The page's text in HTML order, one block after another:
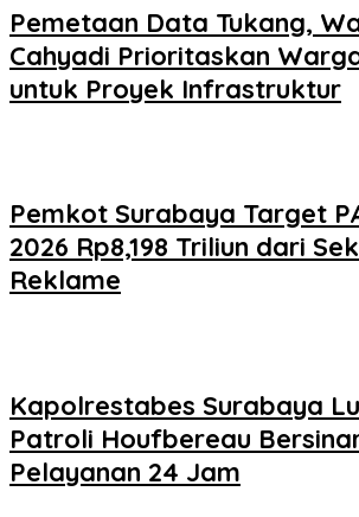
Pemetaan Data Tukang,
Cahyadi Prioritaskan
untuk Proyek Infrastruktur
Pemkot Surabaya Target
2026 Rp8,198 Triliun dari
Reklame
Kapolrestabes Surabaya
Patroli Houfbereau
Pelayanan 24 Jam